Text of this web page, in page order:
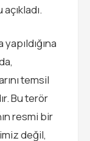
yapıldığına
temsil
Bu terör
resmi bir
değil,